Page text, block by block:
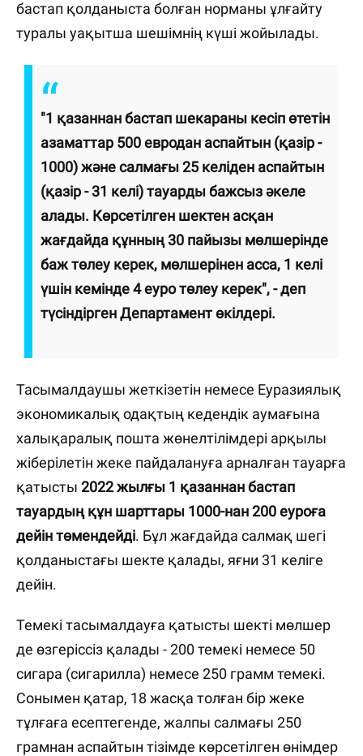
бастап қолданыста болған норманы ұлғайту
туралы уақытша шешімнің күші жойылады.
"1 қазаннан бастап шекараны кесіп өтетін
азаматтар 500 евродан аспайтын (қазір -
1000) және салмағы 25 келіден аспайтын
(қазір - 31 келі) тауарды бажсыз әкеле
алады. Көрсетілген шектен асқан
жағдайда құнның 30 пайызы мөлшерінде
баж төлеу керек, мөлшерінен асса, 1 келі
үшін кемінде 4 еуро төлеу керек", - деп
түсіндірген Департамент өкілдері.
Тасымалдаушы жеткізетін немесе Еуразиялық
экономикалық одақтың кедендік аумағына
халықаралық пошта жөнелтілімдері арқылы
жіберілетін жеке пайдалануға арналған тауарға
қатысты 2022 жылғы 1 қазаннан бастап
тауардың құн шарттары 1000-нан 200 еуроға
дейін төмендейді. Бұл жағдайда салмақ шегі
қолданыстағы шекте қалады, яғни 31 келіге
дейін.
Темекі тасымалдауға қатысты шекті мөлшер
де өзгеріссіз қалады - 200 темекі немесе 50
сигара (сигарилла) немесе 250 грамм темекі.
Сонымен қатар, 18 жасқа толған бір жеке
тұлғаға есептегенде, жалпы салмағы 250
грамнан аспайтын тізімде көрсетілген өнімдер